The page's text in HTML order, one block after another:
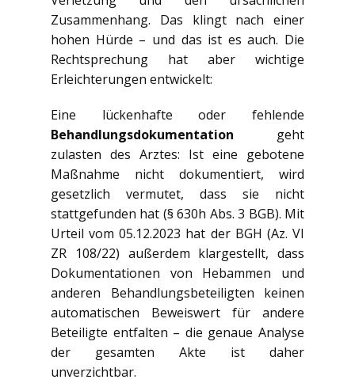
Zusammenhang. Das klingt nach einer
hohen Hürde – und das ist es auch. Die
Rechtsprechung hat aber wichtige
Erleichterungen entwickelt:
Eine lückenhafte oder fehlende
Behandlungsdokumentation geht
zulasten des Arztes: Ist eine gebotene
Maßnahme nicht dokumentiert, wird
gesetzlich vermutet, dass sie nicht
stattgefunden hat (§ 630h Abs. 3 BGB). Mit
Urteil vom 05.12.2023 hat der BGH (Az. VI
ZR 108/22) außerdem klargestellt, dass
Dokumentationen von Hebammen und
anderen Behandlungsbeteiligten keinen
automatischen Beweiswert für andere
Beteiligte entfalten – die genaue Analyse
der gesamten Akte ist daher
unverzichtbar.